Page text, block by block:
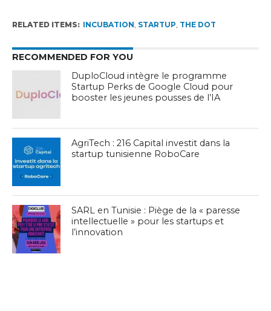
RELATED ITEMS: INCUBATION, STARTUP, THE DOT
RECOMMENDED FOR YOU
DuploCloud intègre le programme
Startup Perks de Google Cloud pour
booster les jeunes pousses de l’IA
AgriTech : 216 Capital investit dans la
startup tunisienne RoboCare
SARL en Tunisie : Piège de la « paresse
intellectuelle » pour les startups et
l’innovation